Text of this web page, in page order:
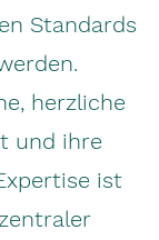
Standards
herzliche
und ihre
ist